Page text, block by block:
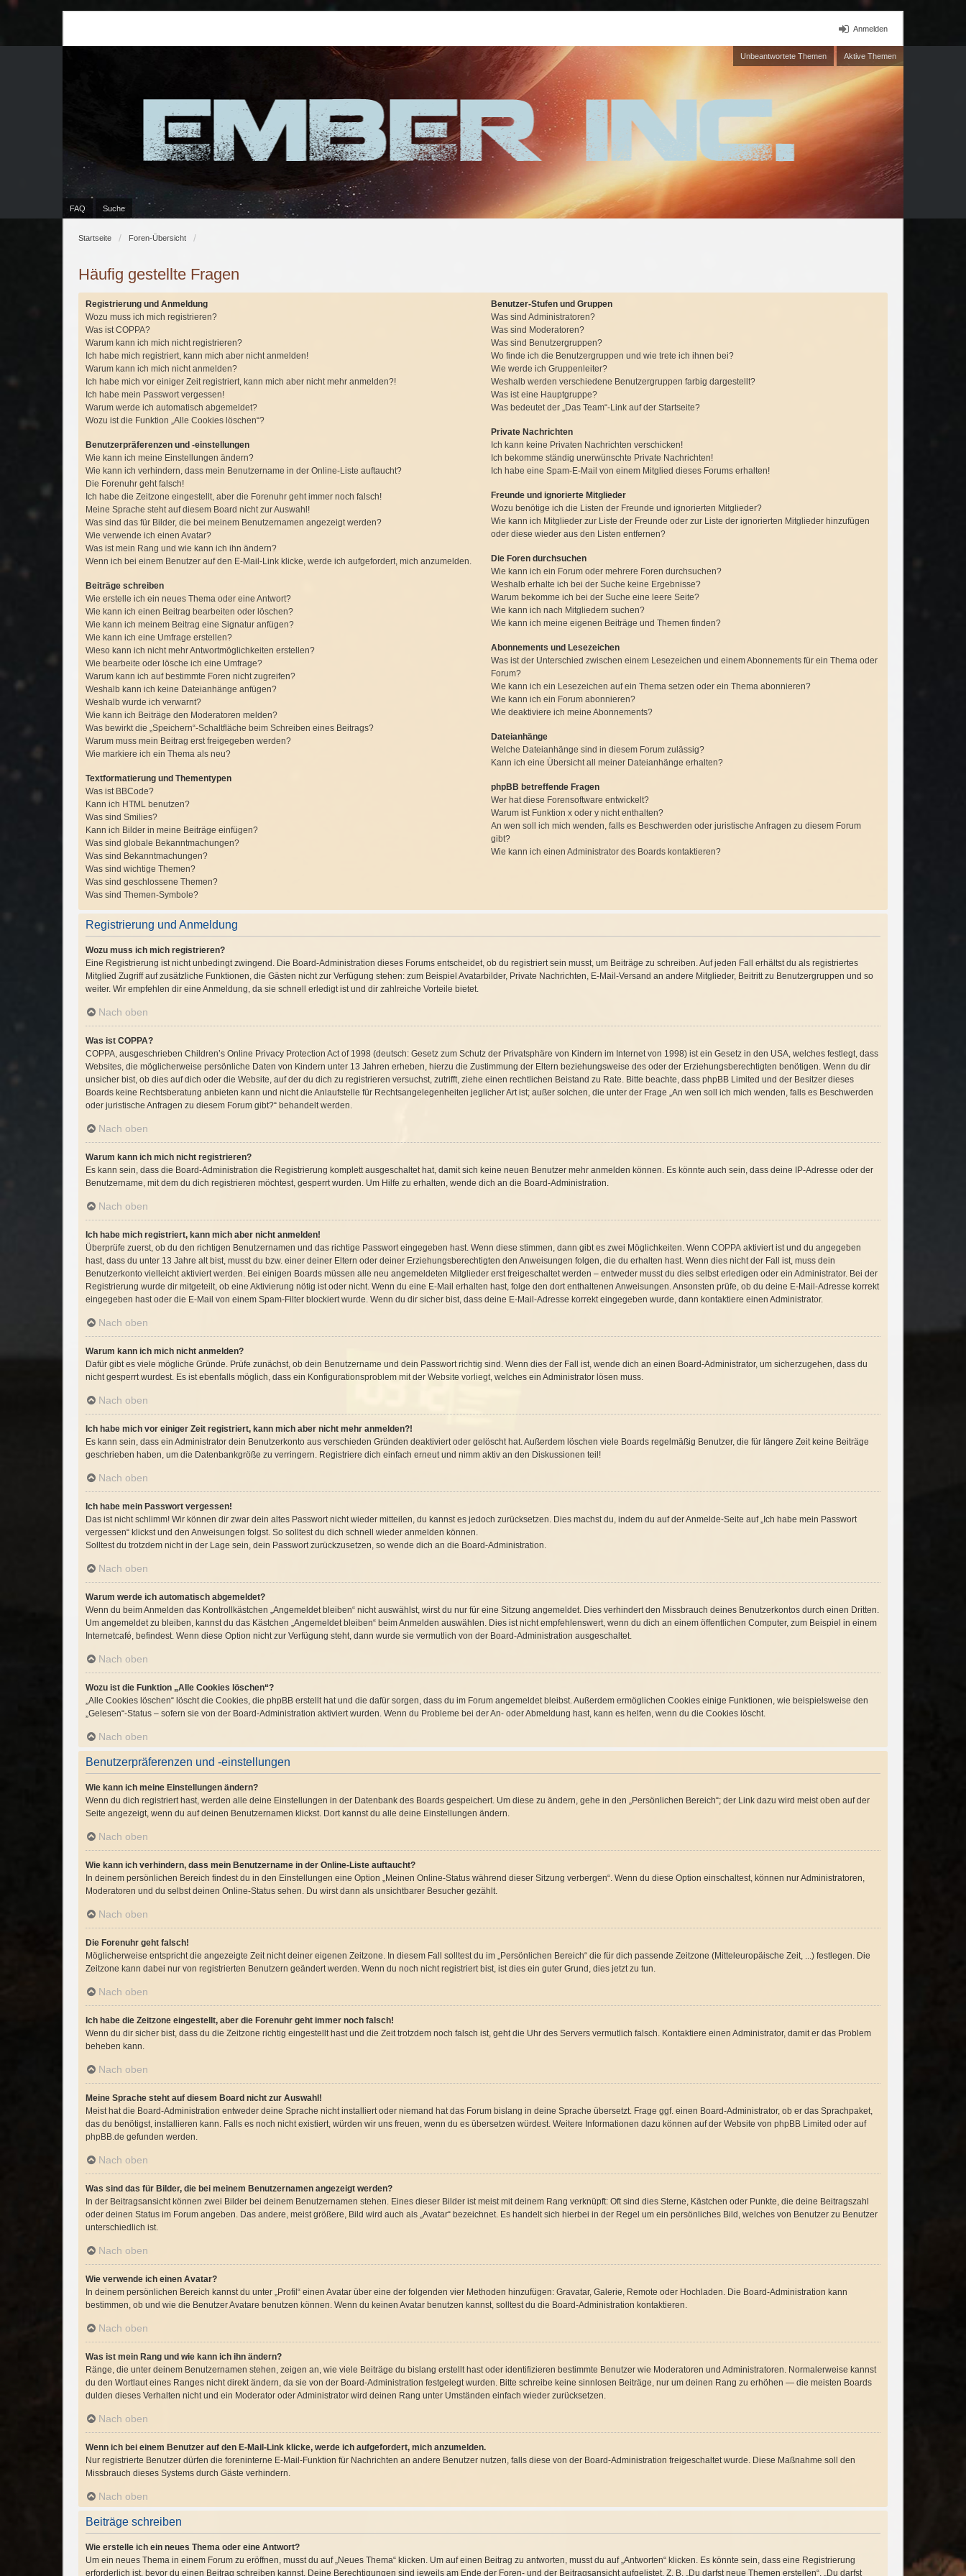
Anmelden
Unbeantwortete Themen Aktive Themen
FAQ Suche
Startseite Foren-Übersicht
Häufig gestellte Fragen
Registrierung und Anmeldung
Wozu muss ich mich registrieren?
Was ist COPPA?
Warum kann ich mich nicht registrieren?
Ich habe mich registriert, kann mich aber nicht anmelden!
Warum kann ich mich nicht anmelden?
Ich habe mich vor einiger Zeit registriert, kann mich aber nicht mehr anmelden?!
Ich habe mein Passwort vergessen!
Warum werde ich automatisch abgemeldet?
Wozu ist die Funktion „Alle Cookies löschen“?
Benutzerpräferenzen und -einstellungen
Wie kann ich meine Einstellungen ändern?
Wie kann ich verhindern, dass mein Benutzername in der Online-Liste auftaucht?
Die Forenuhr geht falsch!
Ich habe die Zeitzone eingestellt, aber die Forenuhr geht immer noch falsch!
Meine Sprache steht auf diesem Board nicht zur Auswahl!
Was sind das für Bilder, die bei meinem Benutzernamen angezeigt werden?
Wie verwende ich einen Avatar?
Was ist mein Rang und wie kann ich ihn ändern?
Wenn ich bei einem Benutzer auf den E-Mail-Link klicke, werde ich aufgefordert, mich anzumelden.
Beiträge schreiben
Wie erstelle ich ein neues Thema oder eine Antwort?
Wie kann ich einen Beitrag bearbeiten oder löschen?
Wie kann ich meinem Beitrag eine Signatur anfügen?
Wie kann ich eine Umfrage erstellen?
Wieso kann ich nicht mehr Antwortmöglichkeiten erstellen?
Wie bearbeite oder lösche ich eine Umfrage?
Warum kann ich auf bestimmte Foren nicht zugreifen?
Weshalb kann ich keine Dateianhänge anfügen?
Weshalb wurde ich verwarnt?
Wie kann ich Beiträge den Moderatoren melden?
Was bewirkt die „Speichern“-Schaltfläche beim Schreiben eines Beitrags?
Warum muss mein Beitrag erst freigegeben werden?
Wie markiere ich ein Thema als neu?
Textformatierung und Thementypen
Was ist BBCode?
Kann ich HTML benutzen?
Was sind Smilies?
Kann ich Bilder in meine Beiträge einfügen?
Was sind globale Bekanntmachungen?
Was sind Bekanntmachungen?
Was sind wichtige Themen?
Was sind geschlossene Themen?
Was sind Themen-Symbole?
Benutzer-Stufen und Gruppen
Was sind Administratoren?
Was sind Moderatoren?
Was sind Benutzergruppen?
Wo finde ich die Benutzergruppen und wie trete ich ihnen bei?
Wie werde ich Gruppenleiter?
Weshalb werden verschiedene Benutzergruppen farbig dargestellt?
Was ist eine Hauptgruppe?
Was bedeutet der „Das Team“-Link auf der Startseite?
Private Nachrichten
Ich kann keine Privaten Nachrichten verschicken!
Ich bekomme ständig unerwünschte Private Nachrichten!
Ich habe eine Spam-E-Mail von einem Mitglied dieses Forums erhalten!
Freunde und ignorierte Mitglieder
Wozu benötige ich die Listen der Freunde und ignorierten Mitglieder?
Wie kann ich Mitglieder zur Liste der Freunde oder zur Liste der ignorierten Mitglieder hinzufügen
oder diese wieder aus den Listen entfernen?
Die Foren durchsuchen
Wie kann ich ein Forum oder mehrere Foren durchsuchen?
Weshalb erhalte ich bei der Suche keine Ergebnisse?
Warum bekomme ich bei der Suche eine leere Seite?
Wie kann ich nach Mitgliedern suchen?
Wie kann ich meine eigenen Beiträge und Themen finden?
Abonnements und Lesezeichen
Was ist der Unterschied zwischen einem Lesezeichen und einem Abonnements für ein Thema oder
Forum?
Wie kann ich ein Lesezeichen auf ein Thema setzen oder ein Thema abonnieren?
Wie kann ich ein Forum abonnieren?
Wie deaktiviere ich meine Abonnements?
Dateianhänge
Welche Dateianhänge sind in diesem Forum zulässig?
Kann ich eine Übersicht all meiner Dateianhänge erhalten?
phpBB betreffende Fragen
Wer hat diese Forensoftware entwickelt?
Warum ist Funktion x oder y nicht enthalten?
An wen soll ich mich wenden, falls es Beschwerden oder juristische Anfragen zu diesem Forum
gibt?
Wie kann ich einen Administrator des Boards kontaktieren?
Registrierung und Anmeldung
Wozu muss ich mich registrieren?
Eine Registrierung ist nicht unbedingt zwingend. Die Board-Administration dieses Forums entscheidet, ob du registriert sein musst, um Beiträge zu schreiben. Auf jeden Fall erhältst du als registriertes
Mitglied Zugriff auf zusätzliche Funktionen, die Gästen nicht zur Verfügung stehen: zum Beispiel Avatarbilder, Private Nachrichten, E-Mail-Versand an andere Mitglieder, Beitritt zu Benutzergruppen und so
weiter. Wir empfehlen dir eine Anmeldung, da sie schnell erledigt ist und dir zahlreiche Vorteile bietet.
Nach oben
Was ist COPPA?
COPPA, ausgeschrieben Children’s Online Privacy Protection Act of 1998 (deutsch: Gesetz zum Schutz der Privatsphäre von Kindern im Internet von 1998) ist ein Gesetz in den USA, welches festlegt, dass
Websites, die möglicherweise persönliche Daten von Kindern unter 13 Jahren erheben, hierzu die Zustimmung der Eltern beziehungsweise des oder der Erziehungsberechtigten benötigen. Wenn du dir
unsicher bist, ob dies auf dich oder die Website, auf der du dich zu registrieren versuchst, zutrifft, ziehe einen rechtlichen Beistand zu Rate. Bitte beachte, dass phpBB Limited und der Besitzer dieses
Boards keine Rechtsberatung anbieten kann und nicht die Anlaufstelle für Rechtsangelegenheiten jeglicher Art ist; außer solchen, die unter der Frage „An wen soll ich mich wenden, falls es Beschwerden
oder juristische Anfragen zu diesem Forum gibt?“ behandelt werden.
Nach oben
Warum kann ich mich nicht registrieren?
Es kann sein, dass die Board-Administration die Registrierung komplett ausgeschaltet hat, damit sich keine neuen Benutzer mehr anmelden können. Es könnte auch sein, dass deine IP-Adresse oder der
Benutzername, mit dem du dich registrieren möchtest, gesperrt wurden. Um Hilfe zu erhalten, wende dich an die Board-Administration.
Nach oben
Ich habe mich registriert, kann mich aber nicht anmelden!
Überprüfe zuerst, ob du den richtigen Benutzernamen und das richtige Passwort eingegeben hast. Wenn diese stimmen, dann gibt es zwei Möglichkeiten. Wenn COPPA aktiviert ist und du angegeben
hast, dass du unter 13 Jahre alt bist, musst du bzw. einer deiner Eltern oder deiner Erziehungsberechtigten den Anweisungen folgen, die du erhalten hast. Wenn dies nicht der Fall ist, muss dein
Benutzerkonto vielleicht aktiviert werden. Bei einigen Boards müssen alle neu angemeldeten Mitglieder erst freigeschaltet werden – entweder musst du dies selbst erledigen oder ein Administrator. Bei der
Registrierung wurde dir mitgeteilt, ob eine Aktivierung nötig ist oder nicht. Wenn du eine E-Mail erhalten hast, folge den dort enthaltenen Anweisungen. Ansonsten prüfe, ob du deine E-Mail-Adresse korrekt
eingegeben hast oder die E-Mail von einem Spam-Filter blockiert wurde. Wenn du dir sicher bist, dass deine E-Mail-Adresse korrekt eingegeben wurde, dann kontaktiere einen Administrator.
Nach oben
Warum kann ich mich nicht anmelden?
Dafür gibt es viele mögliche Gründe. Prüfe zunächst, ob dein Benutzername und dein Passwort richtig sind. Wenn dies der Fall ist, wende dich an einen Board-Administrator, um sicherzugehen, dass du
nicht gesperrt wurdest. Es ist ebenfalls möglich, dass ein Konfigurationsproblem mit der Website vorliegt, welches ein Administrator lösen muss.
Nach oben
Ich habe mich vor einiger Zeit registriert, kann mich aber nicht mehr anmelden?!
Es kann sein, dass ein Administrator dein Benutzerkonto aus verschieden Gründen deaktiviert oder gelöscht hat. Außerdem löschen viele Boards regelmäßig Benutzer, die für längere Zeit keine Beiträge
geschrieben haben, um die Datenbankgröße zu verringern. Registriere dich einfach erneut und nimm aktiv an den Diskussionen teil!
Nach oben
Ich habe mein Passwort vergessen!
Das ist nicht schlimm! Wir können dir zwar dein altes Passwort nicht wieder mitteilen, du kannst es jedoch zurücksetzen. Dies machst du, indem du auf der Anmelde-Seite auf „Ich habe mein Passwort
vergessen“ klickst und den Anweisungen folgst. So solltest du dich schnell wieder anmelden können.
Solltest du trotzdem nicht in der Lage sein, dein Passwort zurückzusetzen, so wende dich an die Board-Administration.
Nach oben
Warum werde ich automatisch abgemeldet?
Wenn du beim Anmelden das Kontrollkästchen „Angemeldet bleiben“ nicht auswählst, wirst du nur für eine Sitzung angemeldet. Dies verhindert den Missbrauch deines Benutzerkontos durch einen Dritten.
Um angemeldet zu bleiben, kannst du das Kästchen „Angemeldet bleiben“ beim Anmelden auswählen. Dies ist nicht empfehlenswert, wenn du dich an einem öffentlichen Computer, zum Beispiel in einem
Internetcafé, befindest. Wenn diese Option nicht zur Verfügung steht, dann wurde sie vermutlich von der Board-Administration ausgeschaltet.
Nach oben
Wozu ist die Funktion „Alle Cookies löschen“?
„Alle Cookies löschen“ löscht die Cookies, die phpBB erstellt hat und die dafür sorgen, dass du im Forum angemeldet bleibst. Außerdem ermöglichen Cookies einige Funktionen, wie beispielsweise den
„Gelesen“-Status – sofern sie von der Board-Administration aktiviert wurden. Wenn du Probleme bei der An- oder Abmeldung hast, kann es helfen, wenn du die Cookies löscht.
Nach oben
Benutzerpräferenzen und -einstellungen
Wie kann ich meine Einstellungen ändern?
Wenn du dich registriert hast, werden alle deine Einstellungen in der Datenbank des Boards gespeichert. Um diese zu ändern, gehe in den „Persönlichen Bereich“; der Link dazu wird meist oben auf der
Seite angezeigt, wenn du auf deinen Benutzernamen klickst. Dort kannst du alle deine Einstellungen ändern.
Nach oben
Wie kann ich verhindern, dass mein Benutzername in der Online-Liste auftaucht?
In deinem persönlichen Bereich findest du in den Einstellungen eine Option „Meinen Online-Status während dieser Sitzung verbergen“. Wenn du diese Option einschaltest, können nur Administratoren,
Moderatoren und du selbst deinen Online-Status sehen. Du wirst dann als unsichtbarer Besucher gezählt.
Nach oben
Die Forenuhr geht falsch!
Möglicherweise entspricht die angezeigte Zeit nicht deiner eigenen Zeitzone. In diesem Fall solltest du im „Persönlichen Bereich“ die für dich passende Zeitzone (Mitteleuropäische Zeit, ...) festlegen. Die
Zeitzone kann dabei nur von registrierten Benutzern geändert werden. Wenn du noch nicht registriert bist, ist dies ein guter Grund, dies jetzt zu tun.
Nach oben
Ich habe die Zeitzone eingestellt, aber die Forenuhr geht immer noch falsch!
Wenn du dir sicher bist, dass du die Zeitzone richtig eingestellt hast und die Zeit trotzdem noch falsch ist, geht die Uhr des Servers vermutlich falsch. Kontaktiere einen Administrator, damit er das Problem
beheben kann.
Nach oben
Meine Sprache steht auf diesem Board nicht zur Auswahl!
Meist hat die Board-Administration entweder deine Sprache nicht installiert oder niemand hat das Forum bislang in deine Sprache übersetzt. Frage ggf. einen Board-Administrator, ob er das Sprachpaket,
das du benötigst, installieren kann. Falls es noch nicht existiert, würden wir uns freuen, wenn du es übersetzen würdest. Weitere Informationen dazu können auf der Website von phpBB Limited oder auf
phpBB.de gefunden werden.
Nach oben
Was sind das für Bilder, die bei meinem Benutzernamen angezeigt werden?
In der Beitragsansicht können zwei Bilder bei deinem Benutzernamen stehen. Eines dieser Bilder ist meist mit deinem Rang verknüpft: Oft sind dies Sterne, Kästchen oder Punkte, die deine Beitragszahl
oder deinen Status im Forum angeben. Das andere, meist größere, Bild wird auch als „Avatar“ bezeichnet. Es handelt sich hierbei in der Regel um ein persönliches Bild, welches von Benutzer zu Benutzer
unterschiedlich ist.
Nach oben
Wie verwende ich einen Avatar?
In deinem persönlichen Bereich kannst du unter „Profil“ einen Avatar über eine der folgenden vier Methoden hinzufügen: Gravatar, Galerie, Remote oder Hochladen. Die Board-Administration kann
bestimmen, ob und wie die Benutzer Avatare benutzen können. Wenn du keinen Avatar benutzen kannst, solltest du die Board-Administration kontaktieren.
Nach oben
Was ist mein Rang und wie kann ich ihn ändern?
Ränge, die unter deinem Benutzernamen stehen, zeigen an, wie viele Beiträge du bislang erstellt hast oder identifizieren bestimmte Benutzer wie Moderatoren und Administratoren. Normalerweise kannst
du den Wortlaut eines Ranges nicht direkt ändern, da sie von der Board-Administration festgelegt wurden. Bitte schreibe keine sinnlosen Beiträge, nur um deinen Rang zu erhöhen — die meisten Boards
dulden dieses Verhalten nicht und ein Moderator oder Administrator wird deinen Rang unter Umständen einfach wieder zurücksetzen.
Nach oben
Wenn ich bei einem Benutzer auf den E-Mail-Link klicke, werde ich aufgefordert, mich anzumelden.
Nur registrierte Benutzer dürfen die foreninterne E-Mail-Funktion für Nachrichten an andere Benutzer nutzen, falls diese von der Board-Administration freigeschaltet wurde. Diese Maßnahme soll den
Missbrauch dieses Systems durch Gäste verhindern.
Nach oben
Beiträge schreiben
Wie erstelle ich ein neues Thema oder eine Antwort?
Um ein neues Thema in einem Forum zu eröffnen, musst du auf „Neues Thema“ klicken. Um auf einen Beitrag zu antworten, musst du auf „Antworten“ klicken. Es könnte sein, dass eine Registrierung
erforderlich ist, bevor du einen Beitrag schreiben kannst. Deine Berechtigungen sind jeweils am Ende der Foren- und der Beitragsansicht aufgelistet. Z. B. „Du darfst neue Themen erstellen“, „Du darfst